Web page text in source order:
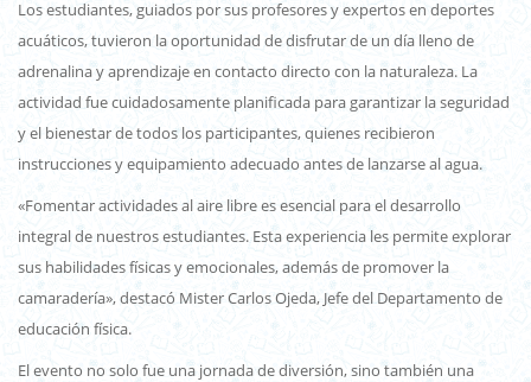
Los estudiantes, guiados por sus profesores y expertos en deportes
acuáticos, tuvieron la oportunidad de disfrutar de un día lleno de
adrenalina y aprendizaje en contacto directo con la naturaleza. La
actividad fue cuidadosamente planificada para garantizar la seguridad
y el bienestar de todos los participantes, quienes recibieron
instrucciones y equipamiento adecuado antes de lanzarse al agua.
«Fomentar actividades al aire libre es esencial para el desarrollo
integral de nuestros estudiantes. Esta experiencia les permite explorar
sus habilidades físicas y emocionales, además de promover la
camaradería», destacó Mister Carlos Ojeda, Jefe del Departamento de
educación física.
El evento no solo fue una jornada de diversión, sino también una